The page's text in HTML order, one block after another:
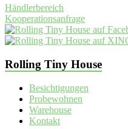
Händlerbereich
Kooperationsanfrage
Rolling Tiny House
Besichtigungen
Probewohnen
Warehouse
Kontakt